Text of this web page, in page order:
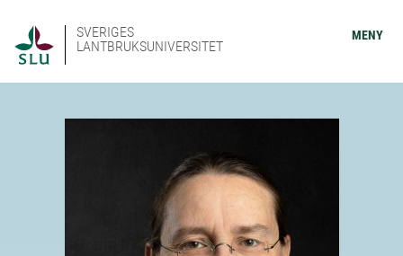
SVERIGES
LANTBRUKSUNIVERSITET
MENY